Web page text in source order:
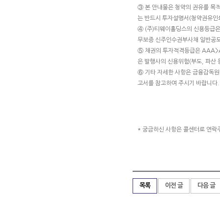
③ 본 안내물은 청약의 권유를 목
는 반드시 투자설명서(청약권유
④ (주)티웨이홀딩스의 신용등급
무보증 신주인수권부사채 일반공
⑤ 채권의 투자적격등급은
은 발행사의 신용위험(부도, 파산
⑥ 기타 자세한 사항은 금융감독
고서를 참고하여 주시기 바랍니다.
* 궁금하신 사항은 콜센터로 연
목록 이전 글 다음 글